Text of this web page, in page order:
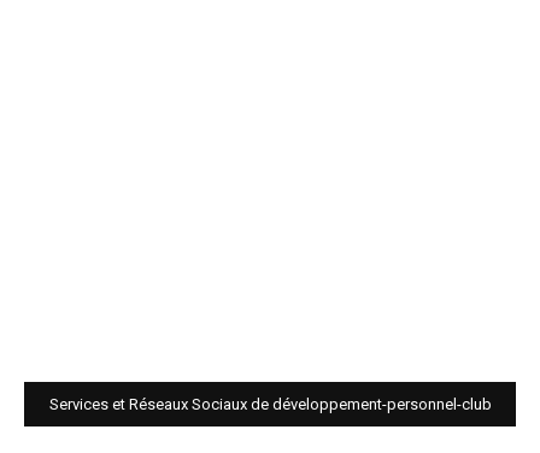
Services et Réseaux Sociaux de développement-personnel-club